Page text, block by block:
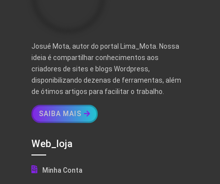
Josué Mota, autor do portal Lima_Mota. Nossa
ideia é compartilhar conhecimentos aos
criadores de sites e blogs Wordpress,
disponibilizando dezenas de ferramentas, além
de ótimos artigos para facilitar o trabalho.
SAIBA MAIS
Web_loja
Minha Conta